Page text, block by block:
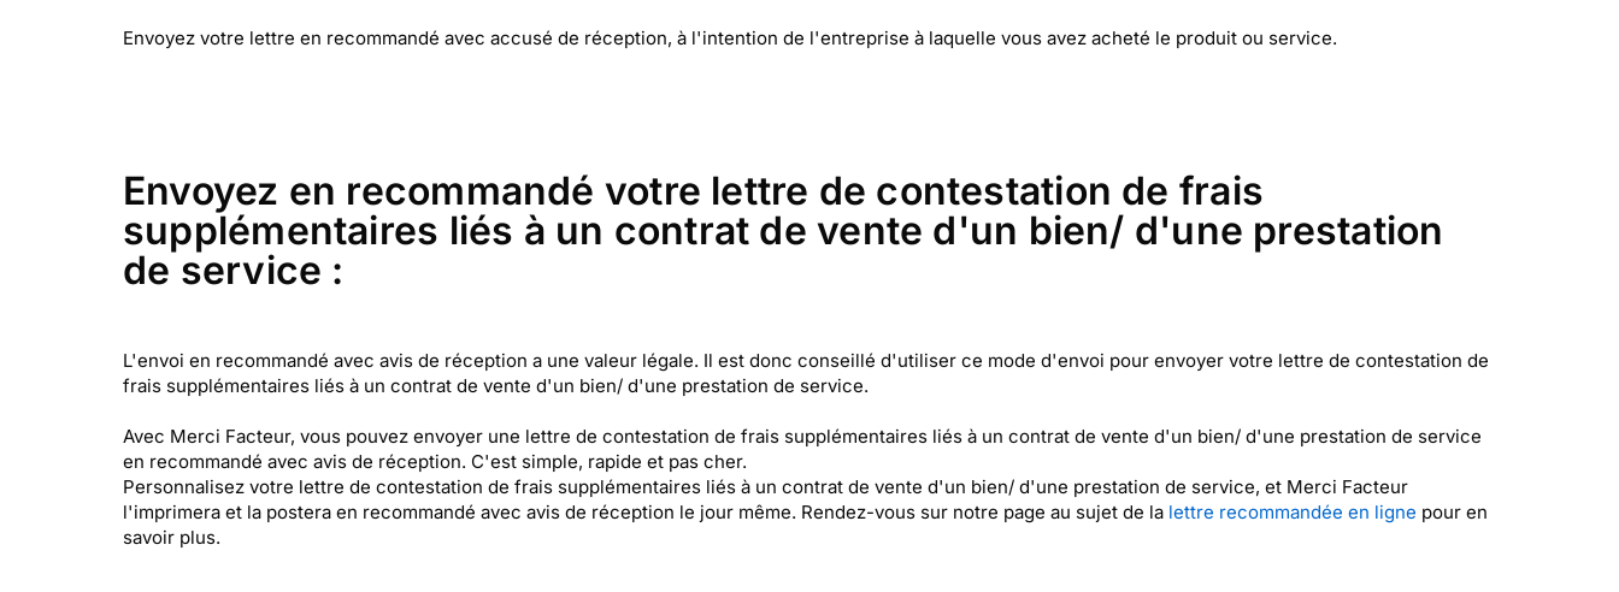
Envoyez votre lettre en recommandé avec accusé de réception, à l'intention de l'entreprise à laquelle vous avez acheté le produit ou service.
Envoyez en recommandé votre lettre de contestation de frais
supplémentaires liés à un contrat de vente d'un bien/ d'une prestation
de service :
L'envoi en recommandé avec avis de réception a une valeur légale. Il est donc conseillé d'utiliser ce mode d'envoi pour envoyer votre lettre de contestation de
frais supplémentaires liés à un contrat de vente d'un bien/ d'une prestation de service.
Avec Merci Facteur, vous pouvez envoyer une lettre de contestation de frais supplémentaires liés à un contrat de vente d'un bien/ d'une prestation de service
en recommandé avec avis de réception. C'est simple, rapide et pas cher.
Personnalisez votre lettre de contestation de frais supplémentaires liés à un contrat de vente d'un bien/ d'une prestation de service, et Merci Facteur
l'imprimera et la postera en recommandé avec avis de réception le jour même. Rendez-vous sur notre page au sujet de la lettre recommandée en ligne pour en
savoir plus.